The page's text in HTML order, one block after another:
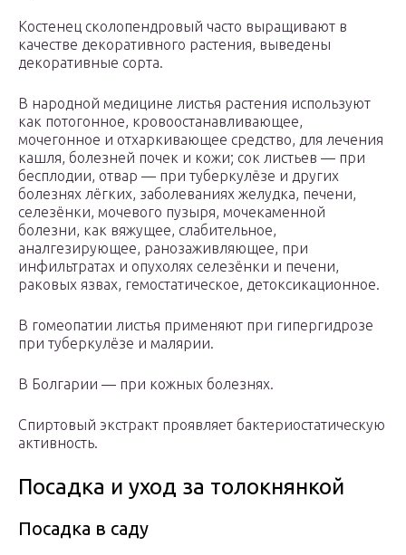
Костенец сколопендровый часто выращивают в
качестве декоративного растения, выведены
декоративные сорта.
В народной медицине листья растения используют
как потогонное, кровоостанавливающее,
мочегонное и отхаркивающее средство, для лечения
кашля, болезней почек и кожи; сок листьев — при
бесплодии, отвар — при туберкулёзе и других
болезнях лёгких, заболеваниях желудка, печени,
селезёнки, мочевого пузыря, мочекаменной
болезни, как вяжущее, слабительное,
аналгезирующее, ранозаживляющее, при
инфильтратах и опухолях селезёнки и печени,
раковых язвах, гемостатическое, детоксикационное.
В гомеопатии листья применяют при гипергидрозе
при туберкулёзе и малярии.
В Болгарии — при кожных болезнях.
Спиртовый экстракт проявляет бактериостатическую
активность.
Посадка и уход за толокнянкой
Посадка в саду